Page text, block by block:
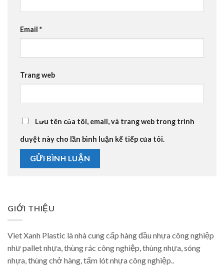
Email *
Trang web
Lưu tên của tôi, email, và trang web trong trình
duyệt này cho lần bình luận kế tiếp của tôi.
GIỚI THIỆU
Viet Xanh Plastic là nhà cung cấp hàng đầu nhựa công nghiệp
như pallet nhựa, thùng rác công nghiệp, thùng nhựa, sóng
nhựa, thùng chở hàng, tấm lót nhựa công nghiệp..